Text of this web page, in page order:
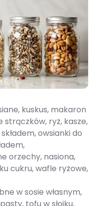
kuskus, makaron
strączków, ryż, kasze,
owsianki do
orzechy, nasiona,
cukru, wafle ryżowe,
w sosie własnym,